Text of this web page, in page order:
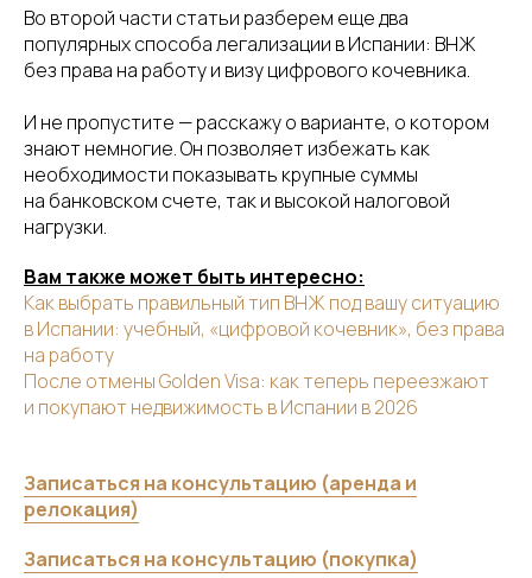
Во второй части статьи разберем еще два
популярных способа легализации в Испании: ВНЖ
без права на работу и визу цифрового кочевника.
И не пропустите — расскажу о варианте, о котором
знают немногие. Он позволяет избежать как
необходимости показывать крупные суммы
на банковском счете, так и высокой налоговой
нагрузки.
Вам также может быть интересно:
Как выбрать правильный тип ВНЖ под вашу ситуацию
в Испании: учебный, «цифровой кочевник», без права
на работу
После отмены Golden Visa: как теперь переезжают
и покупают недвижимость в Испании в 2026
Записаться на консультацию (аренда и
релокация)
Записаться на консультацию (покупка)